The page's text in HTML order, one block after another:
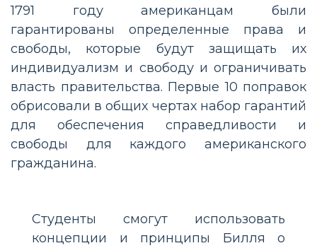
1791 году американцам были
гарантированы определенные права и
свободы, которые будут защищать их
индивидуализм и свободу и ограничивать
власть правительства. Первые 10 поправок
обрисовали в общих чертах набор гарантий
для обеспечения справедливости и
свободы для каждого американского
гражданина.
Студенты смогут использовать
концепции и принципы Билля о